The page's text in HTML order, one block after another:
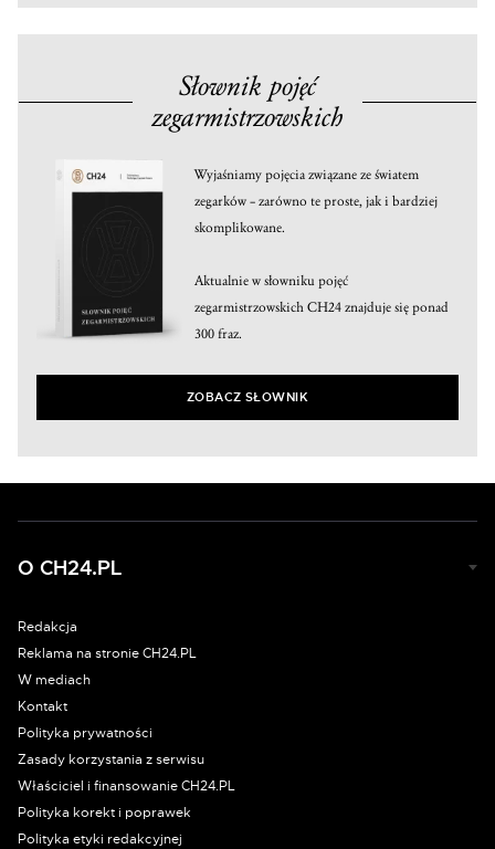
Słownik pojęć
zegarmistrzowskich
Wyjaśniamy pojęcia związane ze światem
zegarków – zarówno te proste, jak i bardziej
skomplikowane.
Aktualnie w słowniku pojęć
zegarmistrzowskich CH24 znajduje się ponad
300 fraz.
ZOBACZ SŁOWNIK
O CH24.PL
Redakcja
Reklama na stronie CH24.PL
W mediach
Kontakt
Polityka prywatności
Zasady korzystania z serwisu
Właściciel i finansowanie CH24.PL
Polityka korekt i poprawek
Polityka etyki redakcyjnej